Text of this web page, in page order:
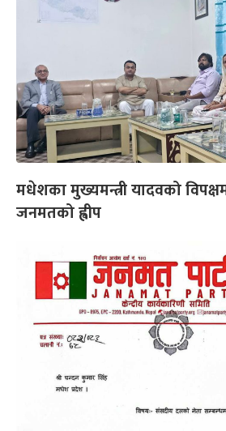
मधेशका मुख्यमन्त्री यादवको
जनमतको ह्वीप